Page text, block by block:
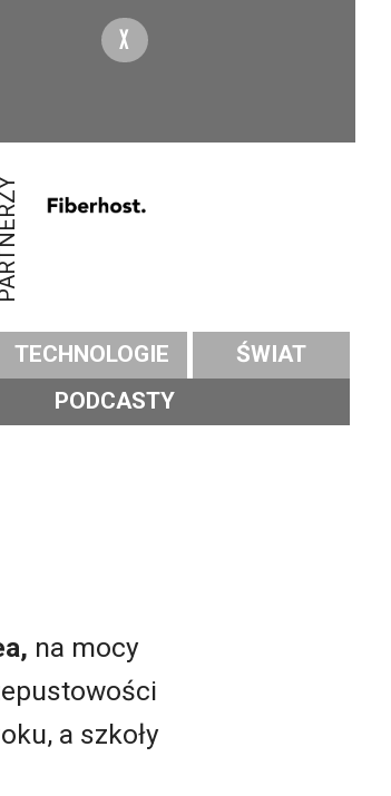
X
TECHNOLOGIE
ŚWIAT
PODCASTY
na mocy
a szkoły